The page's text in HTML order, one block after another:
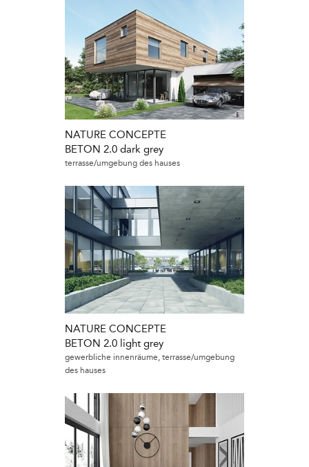
NATURE CONCEPTE
BETON 2.0 dark grey
terrasse/umgebung des hauses
NATURE CONCEPTE
BETON 2.0 light grey
gewerbliche innenräume, terrasse/umgebung
des hauses